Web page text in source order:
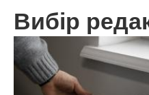
Вибір